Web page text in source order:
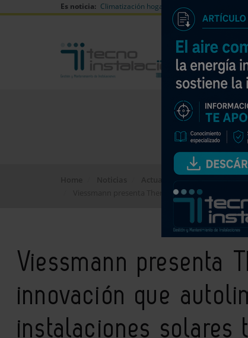
Es noticia: Climatización hogares verano
Viessmann presenta ThermProtect, una
Viessmann presenta
innovación que
instalaciones solares